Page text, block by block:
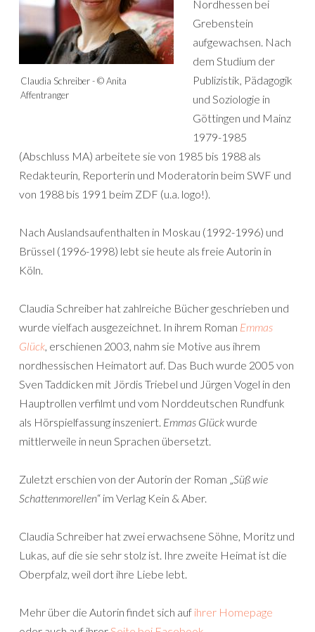
Claudia Schreiber - © Anita
Affentranger
Nordhessen bei
Grebenstein
aufgewachsen. Nach
dem Studium der
Publizistik, Pädagogik
und Soziologie in
Göttingen und Mainz
1979-1985
(Abschluss MA) arbeitete sie von 1985 bis 1988 als
Redakteurin, Reporterin und Moderatorin beim SWF und
von 1988 bis 1991 beim ZDF (u.a. logo!).
Nach Auslandsaufenthalten in Moskau (1992-1996) und
Brüssel (1996-1998) lebt sie heute als freie Autorin in
Köln.
Claudia Schreiber hat zahlreiche Bücher geschrieben und
wurde vielfach ausgezeichnet. In ihrem Roman Emmas
Glück, erschienen 2003, nahm sie Motive aus ihrem
nordhessischen Heimatort auf. Das Buch wurde 2005 von
Sven Taddicken mit Jördis Triebel und Jürgen Vogel in den
Hauptrollen verfilmt und vom Norddeutschen Rundfunk
als Hörspielfassung inszeniert. Emmas Glückwurde
mittlerweile in neun Sprachen übersetzt.
Zuletzt erschien von der Autorin der Roman „Süß wie
Schattenmorellen“ im Verlag Kein & Aber.
Claudia Schreiber hat zwei erwachsene Söhne, Moritz und
Lukas, auf die sie sehr stolz ist. Ihre zweite Heimat ist die
Oberpfalz, weil dort ihre Liebe lebt.
Mehr über die Autorin findet sich auf ihrer Homepage